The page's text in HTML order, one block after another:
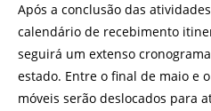
Após a conclusão das
calendário de recebimento
seguirá um extenso
estado. Entre o final de maio e
móveis serão deslocados para